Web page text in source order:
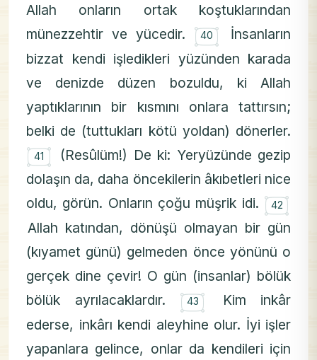
Allah onların ortak koştuklarından
münezzehtir ve yücedir. ۝
40
İnsanların
bizzat kendi işledikleri yüzünden karada
ve denizde düzen bozuldu, ki Allah
yaptıklarının bir kısmını onlara tattırsın;
belki de (tuttukları kötü yoldan) dönerler.
۝
41
(Resûlüm!) De ki: Yeryüzünde gezip
dolaşın da, daha öncekilerin âkıbetleri nice
oldu, görün. Onların çoğu müşrik idi. ۝
42
Allah katından, dönüşü olmayan bir gün
(kıyamet günü) gelmeden önce yönünü o
gerçek dine çevir! O gün (insanlar) bölük
bölük ayrılacaklardır. ۝
43
Kim inkâr
ederse, inkârı kendi aleyhine olur. İyi işler
yapanlara gelince, onlar da kendileri için